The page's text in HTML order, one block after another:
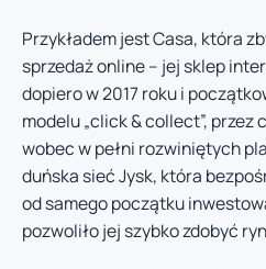
Przykładem jest Casa, która
sprzedaż online – jej sklep
dopiero w 2017 roku i
modelu „click & collect”, przez
wobec w pełni rozwiniętych
duńska sieć Jysk, która
od samego początku
pozwoliło jej szybko zdobyć